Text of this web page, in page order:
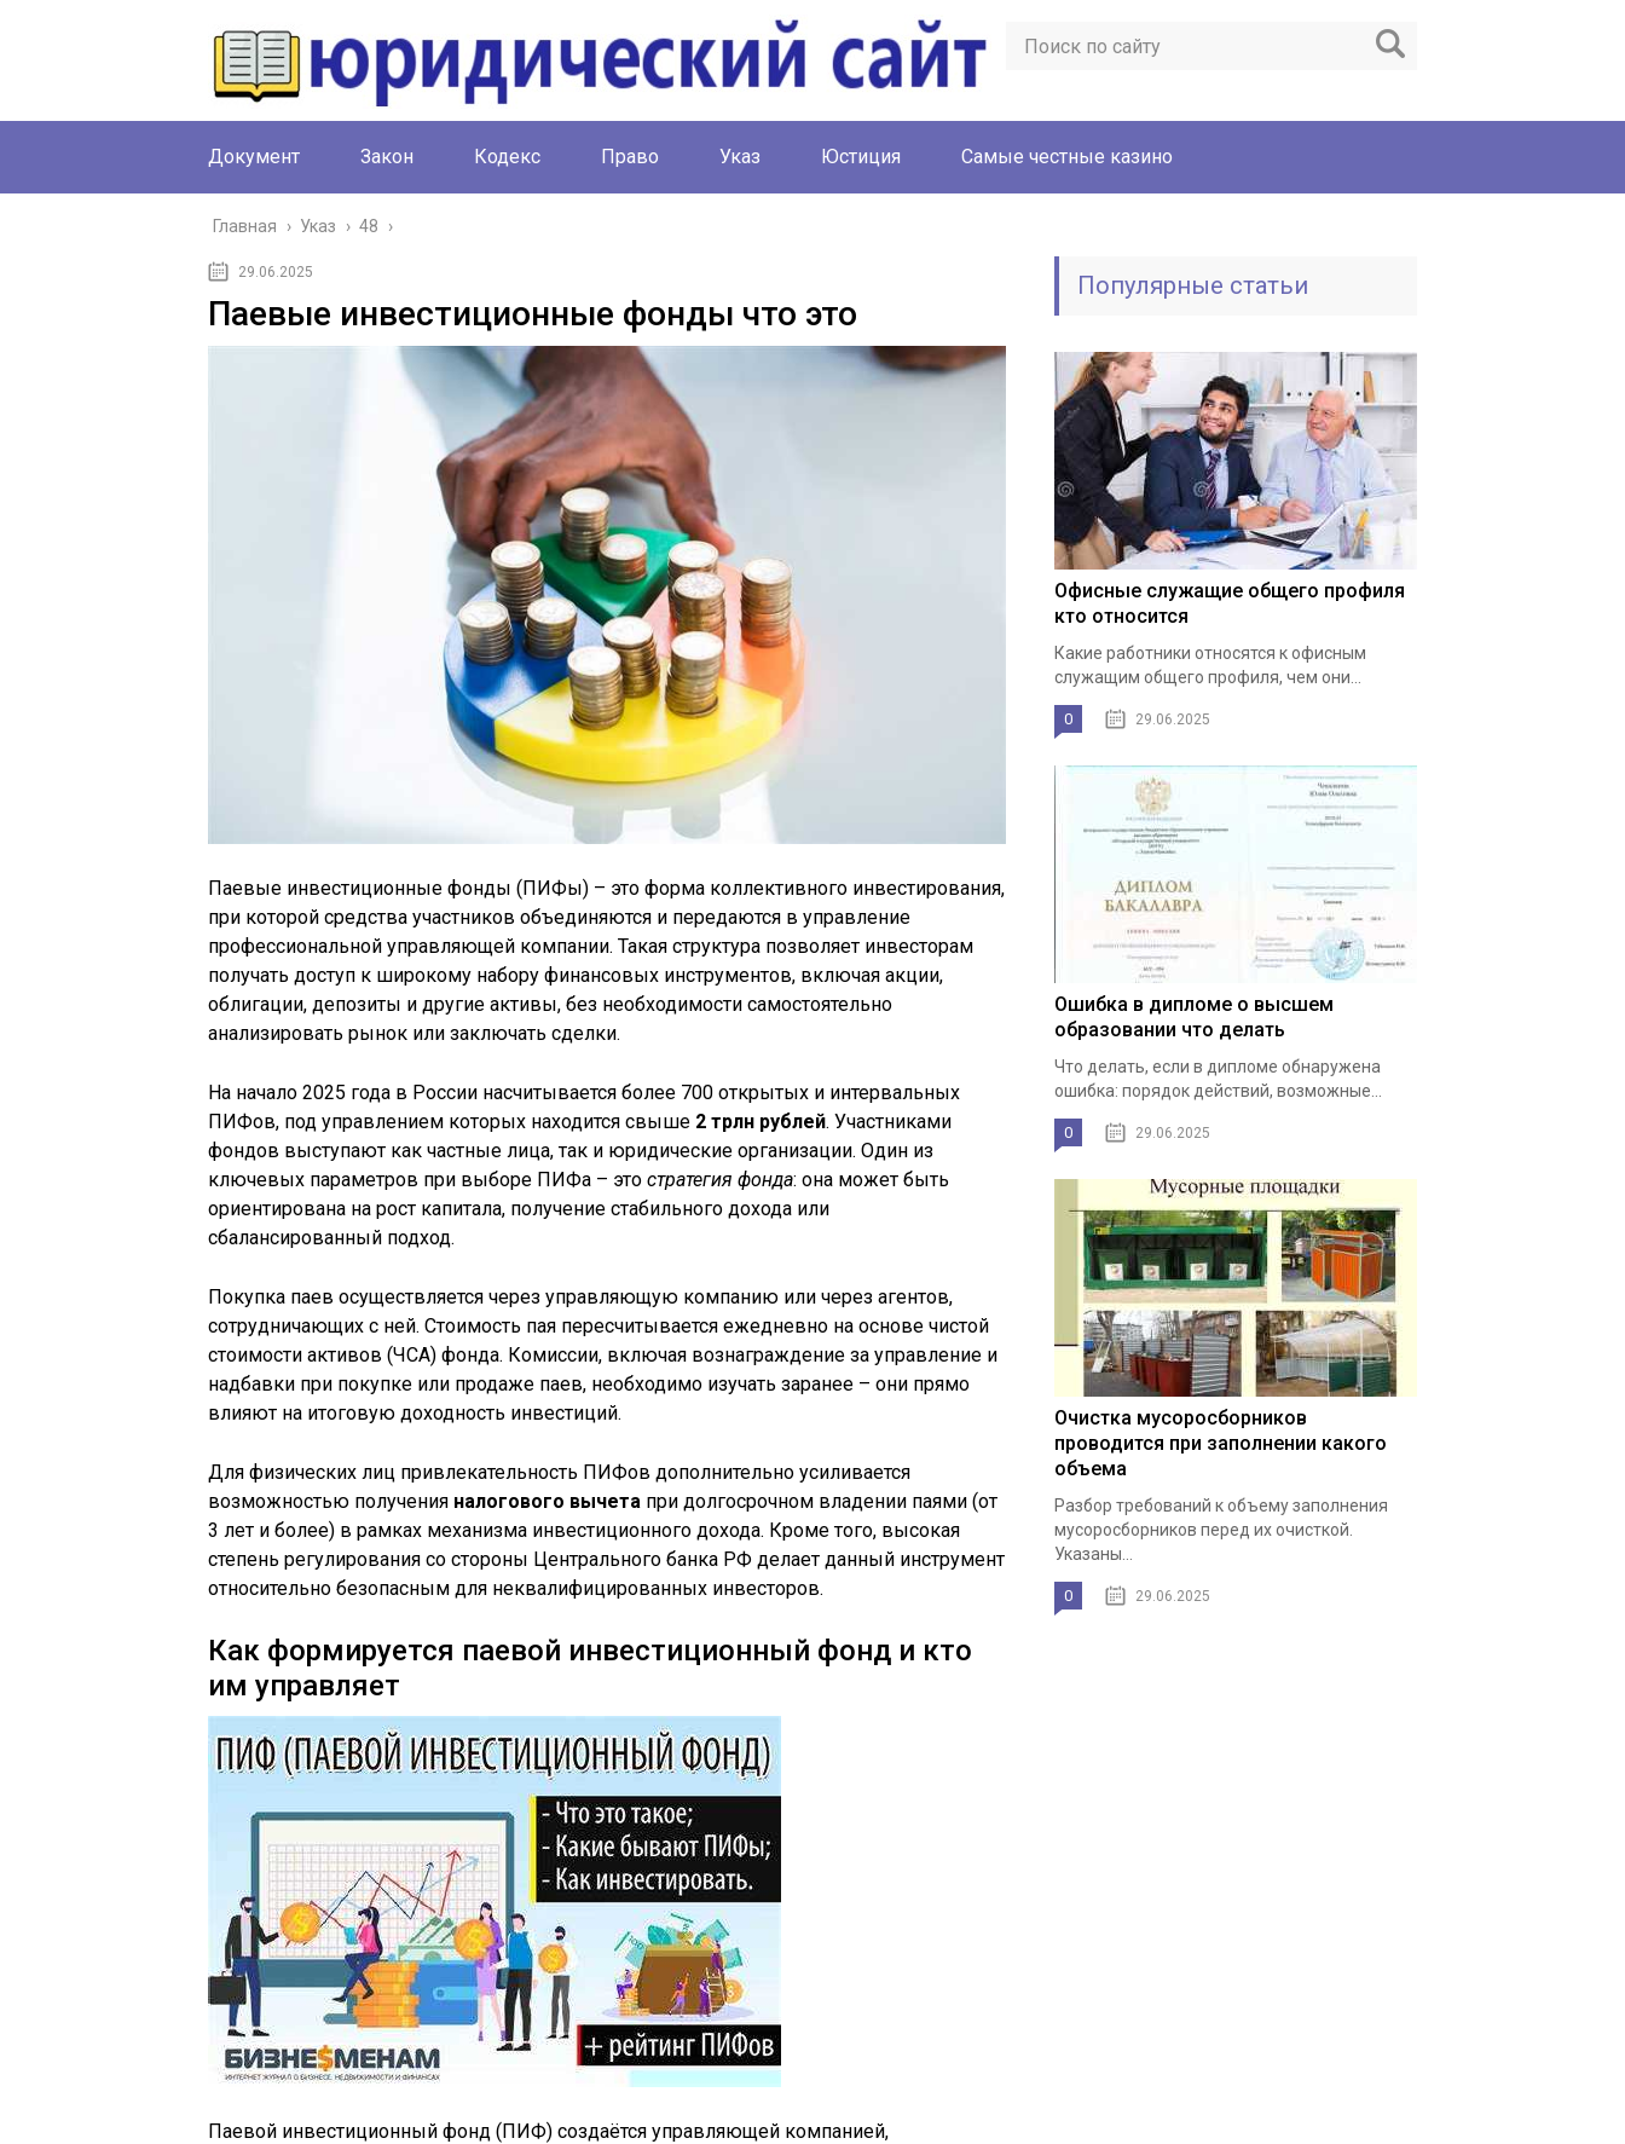
Документ Закон Кодекс Право Указ Юстиция Cамые честные казино
Главная › Указ › 48 ›
29.06.2025
Паевые инвестиционные фонды что это
Паевые инвестиционные фонды (ПИФы) – это форма коллективного инвестирования,
при которой средства участников объединяются и передаются в управление
профессиональной управляющей компании. Такая структура позволяет инвесторам
получать доступ к широкому набору финансовых инструментов, включая акции,
облигации, депозиты и другие активы, без необходимости самостоятельно
анализировать рынок или заключать сделки.
На начало 2025 года в России насчитывается более 700 открытых и интервальных
ПИФов, под управлением которых находится свыше 2 трлн рублей. Участниками
фондов выступают как частные лица, так и юридические организации. Один из
ключевых параметров при выборе ПИФа – это стратегия фонда: она может быть
ориентирована на рост капитала, получение стабильного дохода или
сбалансированный подход.
Покупка паев осуществляется через управляющую компанию или через агентов,
сотрудничающих с ней. Стоимость пая пересчитывается ежедневно на основе чистой
стоимости активов (ЧСА) фонда. Комиссии, включая вознаграждение за управление и
надбавки при покупке или продаже паев, необходимо изучать заранее – они прямо
влияют на итоговую доходность инвестиций.
Для физических лиц привлекательность ПИФов дополнительно усиливается
возможностью получения налогового вычета при долгосрочном владении паями (от
3 лет и более) в рамках механизма инвестиционного дохода. Кроме того, высокая
степень регулирования со стороны Центрального банка РФ делает данный инструмент
относительно безопасным для неквалифицированных инвесторов.
Как формируется паевой инвестиционный фонд и кто
им управляет
Паевой инвестиционный фонд (ПИФ) создаётся управляющей компанией,
Популярные статьи
Офисные служащие общего профиля
кто относится
Какие работники относятся к офисным
служащим общего профиля, чем они...
0 29.06.2025
Ошибка в дипломе о высшем
образовании что делать
Что делать, если в дипломе обнаружена
ошибка: порядок действий, возможные...
0 29.06.2025
Очистка мусоросборников
проводится при заполнении какого
объема
Разбор требований к объему заполнения
мусоросборников перед их очисткой.
Указаны...
0 29.06.2025